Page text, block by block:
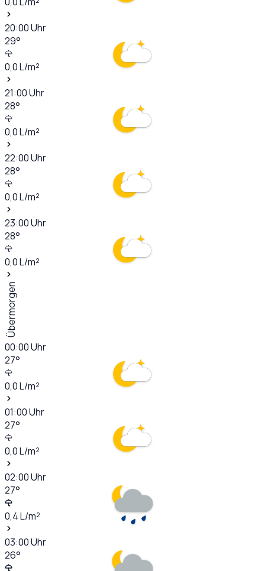
20:00Uhr
29°
0,0L/m²
21:00Uhr
28°
0,0L/m²
22:00Uhr
28°
0,0L/m²
23:00Uhr
28°
0,0L/m²
Übermorgen
00:00Uhr
27°
0,0L/m²
01:00Uhr
27°
0,0L/m²
02:00Uhr
27°
0,4L/m²
03:00Uhr
26°